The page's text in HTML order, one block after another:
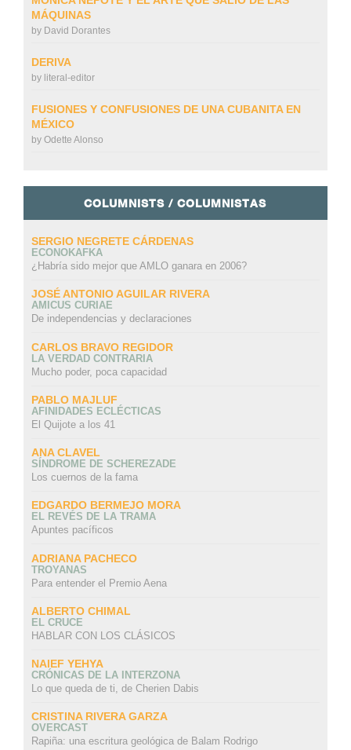
MÁQUINAS
by David Dorantes
DERIVA
by literal-editor
FUSIONES Y CONFUSIONES DE UNA CUBANITA EN
MÉXICO
by Odette Alonso
COLUMNISTS / COLUMNISTAS
SERGIO NEGRETE CÁRDENAS
ECONOKAFKA
¿Habría sido mejor que AMLO ganara en 2006?
JOSÉ ANTONIO AGUILAR RIVERA
AMICUS CURIAE
De independencias y declaraciones
CARLOS BRAVO REGIDOR
LA VERDAD CONTRARIA
Mucho poder, poca capacidad
PABLO MAJLUF
AFINIDADES ECLÉCTICAS
El Quijote a los 41
ANA CLAVEL
SÍNDROME DE SCHEREZADE
Los cuernos de la fama
EDGARDO BERMEJO MORA
EL REVÉS DE LA TRAMA
Apuntes pacíficos
ADRIANA PACHECO
TROYANAS
Para entender el Premio Aena
ALBERTO CHIMAL
EL CRUCE
HABLAR CON LOS CLÁSICOS
NAIEF YEHYA
CRÓNICAS DE LA INTERZONA
Lo que queda de ti, de Cherien Dabis
CRISTINA RIVERA GARZA
OVERCAST
Rapiña: una escritura geológica de Balam Rodrigo